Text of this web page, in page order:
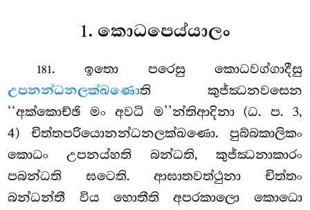
1. කොධපෙය්යාලං
181. ඉතො පරෙසු කොධවග්ගාදීසු
උපනන්ධනලක්ඛණොති කුජ්ඣනවසෙන
‘‘අක්කොච්ඡි මං අවධි ම’’න්තිආදිනා (ධ. ප. 3,
4) චිත්තපරියොනන්ධනලක්ඛණො. පුබ්බකාලිකං
කොධං උපනය්හති බන්ධති, කුජ්ඣනාකාරං
පබන්ධති ඝටෙති. ආඝාතවත්ථුනා චිත්තං
බන්ධන්තී විය හොතීති අපරකාලො කොධො